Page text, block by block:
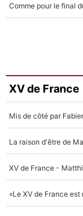
XV de France